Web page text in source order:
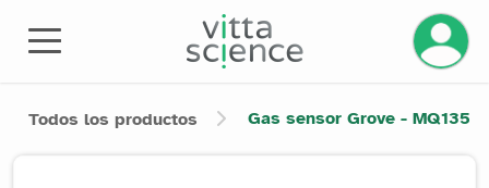
Todos los productos Gas sensor Grove - MQ135